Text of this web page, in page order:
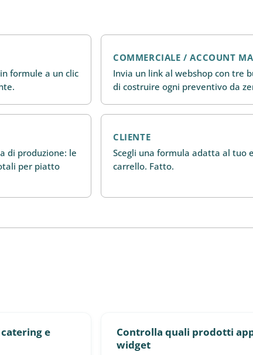
formule a un clic
COMMERCIALE / ACCOUNT
Invia un link al webshop con tre
di costruire ogni preventivo da
di produzione: le
per piatto
CLIENTE
Scegli una formula adatta al tuo
carrello. Fatto.
e
Controlla quali prodotti
widget